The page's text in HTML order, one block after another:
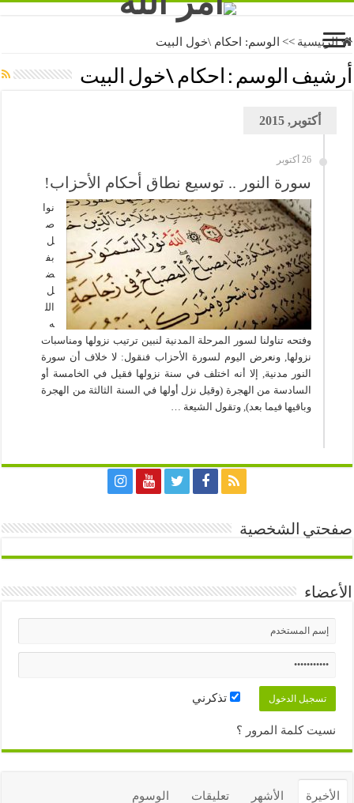
الرئيسية >> الوسم: احكام \خول البيت
أرشيف الوسم : احكام \خول البيت
أكتوبر, 2015
26 أكتوبر
سورة النور .. توسيع نطاق أحكام الأحزاب!
نوا
ص
ل
بف
ض
ل
الل
ه
وفتحه تناولنا لسور المرحلة المدنية لنبين ترتيب نزولها ومناسبات
نزولها, ونعرض اليوم لسورة الأحزاب فنقول: لا خلاف أن سورة
النور مدنية, إلا أنه اختلف في سنة نزولها فقيل في الخامسة أو
السادسة من الهجرة (وقيل نزل أولها في السنة الثالثة من الهجرة
وباقيها فيما بعد), وتقول الشيعة …
صفحتي الشخصية
الأعضاء
تذكرني
نسيت كلمة المرور ؟
الأخيرة الأشهر تعليقات الوسوم